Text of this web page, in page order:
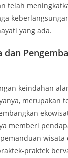
telah
yang ada.
dan
keindahan
merupakan
memberi
praktek